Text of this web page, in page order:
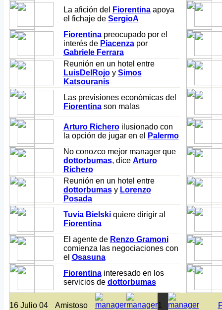
La afición del Fiorentinaapoya
el fichaje de SergioA
Fiorentinapreocupado por el
interés de Piacenzapor
Gabriele Ferrara
Reunión en un hotel entre
LuisDelRojoy Simos
Katsouranis
Las previsiones económicas del
Fiorentinason malas
Arturo Richeroilusionado con
la opción de jugar en el
Palermo
No conozco mejor manager que
dottorbumas, dice Arturo
Richero
Reunión en un hotel entre
dottorbumasy Lorenzo
Posada
Tuvia Bielskiquiere dirigir al
Fiorentina
El agente de Renzo Gramoni
comienza las negociaciones con
el Osasuna
Fiorentinainteresado en los
servicios de dottorbumas
16 Julio 04 Amistoso 1